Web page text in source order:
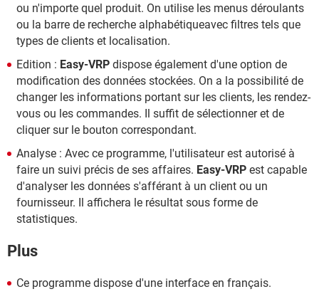
ou n'importe quel produit. On utilise les menus déroulants
ou la barre de recherche alphabétiqueavec filtres tels que
types de clients et localisation.
Edition : Easy-VRP dispose également d'une option de
modification des données stockées. On a la possibilité de
changer les informations portant sur les clients, les rendez-
vous ou les commandes. Il suffit de sélectionner et de
cliquer sur le bouton correspondant.
Analyse : Avec ce programme, l'utilisateur est autorisé à
faire un suivi précis de ses affaires. Easy-VRP est capable
d'analyser les données s'afférant à un client ou un
fournisseur. Il affichera le résultat sous forme de
statistiques.
Plus
Ce programme dispose d'une interface en français.